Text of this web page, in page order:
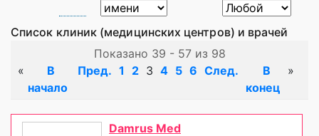
Список клиник (медицинских центров) и врачей
Показано 39 - 57 из 98
«
В
начало
Пред. 1 2 3 4 5 6 След.
В
конец
»
Damrus Med